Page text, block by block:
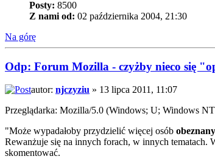
Posty: 8500
Z nami od: 02 października 2004, 21:30
Na górę
Odp: Forum Mozilla - czyżby nieco się
autor: njczyziu » 13 lipca 2011, 11:07
Przeglądarka: Mozilla/5.0 (Windows; U; Windows
"Może wypadałoby przydzielić więcej osób
Rewanżuje się na innych forach, w innych tematach.
skomentować.